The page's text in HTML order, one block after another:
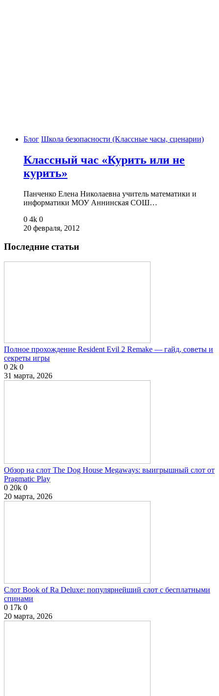
Блог Школа безопасности (Классные часы, сценарии)
Классный час «Курить или не
курить»
Панченко Елена Николаевна учитель математики и
информатики МОУ Аннинская СОШ…
0 4k 0
20 февраля, 2012
Последние статьи
Полное прохождение Resident Evil 2 Remake — гайд, советы и
секреты игры
0 2k 0
31 марта, 2026
Обзор на слот The Dog House Megaways: выигрышный слот от
Pragmatic Play
0 20k 0
20 марта, 2026
Слот Book of Ra Deluxe: популярнейший слот с бесплатными
спинами
0 17k 0
20 марта, 2026